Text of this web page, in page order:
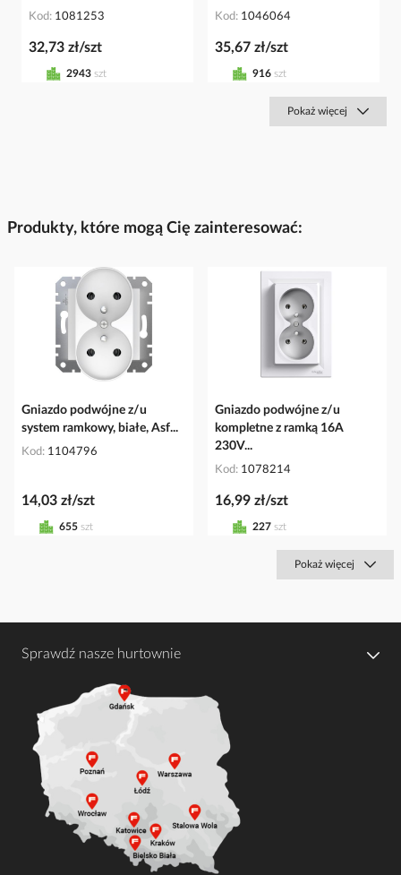
Kod 1081253
32,73 zł/szt
2943 szt
Kod 1046064
35,67 zł/szt
916 szt
Pokaż więcej
Produkty, które mogą Cię zainteresować:
Gniazdo podwójne z/u
system ramkowy, białe, Asf...
Kod 1104796
14,03 zł/szt
655 szt
Gniazdo podwójne z/u
kompletne z ramką 16A
230V...
Kod 1078214
16,99 zł/szt
227 szt
Pokaż więcej
Sprawdź nasze hurtownie